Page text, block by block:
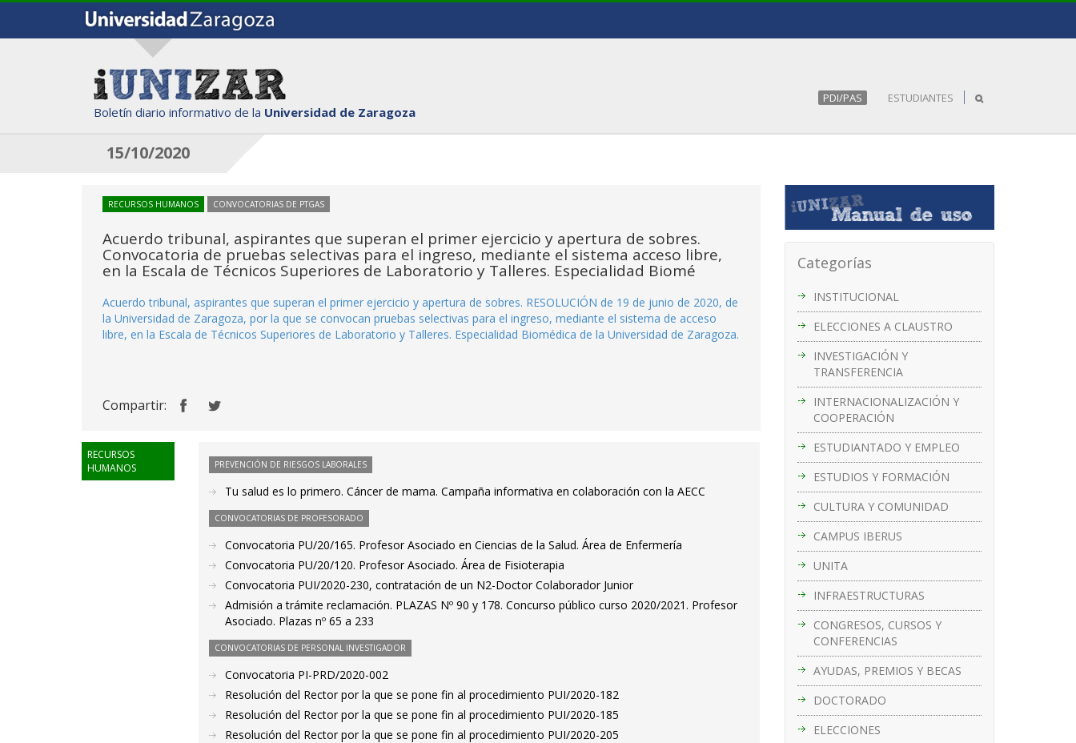
Boletín diario informativo de la Universidad de Zaragoza
PDI/PAS ESTUDIANTES
15/10/2020
Categorías
INSTITUCIONAL
ELECCIONES A CLAUSTRO
INVESTIGACIÓN Y
TRANSFERENCIA
INTERNACIONALIZACIÓN Y
COOPERACIÓN
ESTUDIANTADO Y EMPLEO
ESTUDIOS Y FORMACIÓN
CULTURA Y COMUNIDAD
CAMPUS IBERUS
UNITA
INFRAESTRUCTURAS
CONGRESOS, CURSOS Y
CONFERENCIAS
AYUDAS, PREMIOS Y BECAS
DOCTORADO
ELECCIONES
RECURSOS HUMANOS CONVOCATORIAS DE PTGAS
Acuerdo tribunal, aspirantes que superan el primer ejercicio y apertura de sobres.
Convocatoria de pruebas selectivas para el ingreso, mediante el sistema acceso libre,
en la Escala de Técnicos Superiores de Laboratorio y Talleres. Especialidad Biomé
Acuerdo tribunal, aspirantes que superan el primer ejercicio y apertura de sobres. RESOLUCIÓN de 19 de junio de 2020, de
la Universidad de Zaragoza, por la que se convocan pruebas selectivas para el ingreso, mediante el sistema de acceso
libre, en la Escala de Técnicos Superiores de Laboratorio y Talleres. Especialidad Biomédica de la Universidad de Zaragoza.
Compartir:
RECURSOS
HUMANOS
PREVENCIÓN DE RIESGOS LABORALES
Tu salud es lo primero. Cáncer de mama. Campaña informativa en colaboración con la AECC
CONVOCATORIAS DE PROFESORADO
Convocatoria PU/20/165. Profesor Asociado en Ciencias de la Salud. Área de Enfermería
Convocatoria PU/20/120. Profesor Asociado. Área de Fisioterapia
Convocatoria PUI/2020-230, contratación de un N2-Doctor Colaborador Junior
Admisión a trámite reclamación. PLAZAS Nº 90 y 178. Concurso público curso 2020/2021. Profesor
Asociado. Plazas nº 65 a 233
CONVOCATORIAS DE PERSONAL INVESTIGADOR
Convocatoria PI-PRD/2020-002
Resolución del Rector por la que se pone fin al procedimiento PUI/2020-182
Resolución del Rector por la que se pone fin al procedimiento PUI/2020-185
Resolución del Rector por la que se pone fin al procedimiento PUI/2020-205